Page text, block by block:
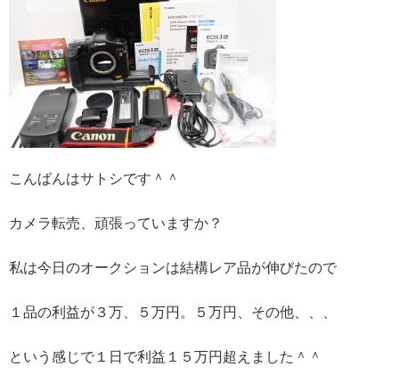
こんばんはサトシです＾＾
カメラ転売、頑張っていますか？
私は今日のオークションは結構レア品が伸びたので
１品の利益が３万、５万円。５万円、その他、、、
という感じで１日で利益１５万円超えました＾＾